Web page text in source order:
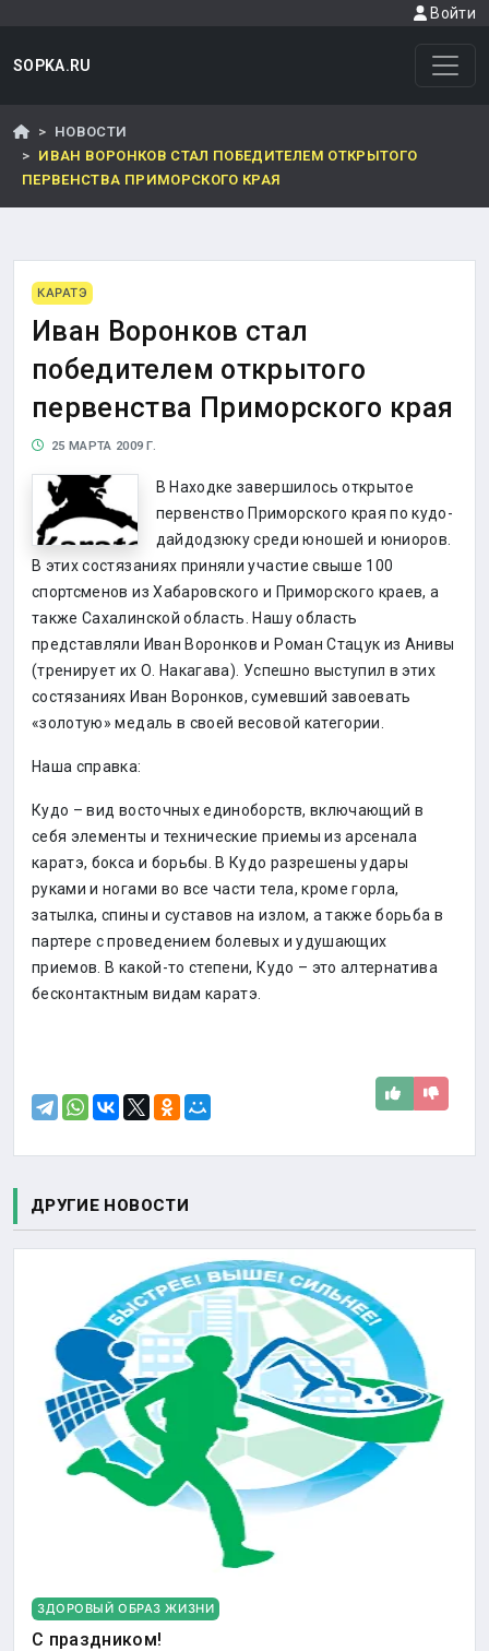
Войти
SOPKA.RU
НОВОСТИ
ИВАН ВОРОНКОВ СТАЛ ПОБЕДИТЕЛЕМ ОТКРЫТОГО
ПЕРВЕНСТВА ПРИМОРСКОГО КРАЯ
КАРАТЭ
Иван Воронков стал
победителем открытого
первенства Приморского края
25 МАРТА 2009 Г.
В Находке завершилось открытое
первенство Приморского края по кудо-
дайдодзюку среди юношей и юниоров.
В этих состязаниях приняли участие свыше 100
спортсменов из Хабаровского и Приморского краев, а
также Сахалинской область. Нашу область
представляли Иван Воронков и Роман Стацук из Анивы
(тренирует их О. Накагава). Успешно выступил в этих
состязаниях Иван Воронков, сумевший завоевать
«золотую» медаль в своей весовой категории.
Наша справка:
Кудо – вид восточных единоборств, включающий в
себя элементы и технические приемы из арсенала
каратэ, бокса и борьбы. В Кудо разрешены удары
руками и ногами во все части тела, кроме горла,
затылка, спины и суставов на излом, а также борьба в
партере с проведением болевых и удушающих
приемов. В какой-то степени, Кудо – это алтернатива
бесконтактным видам каратэ.
ДРУГИЕ НОВОСТИ
ЗДОРОВЫЙ ОБРАЗ ЖИЗНИ
С праздником!